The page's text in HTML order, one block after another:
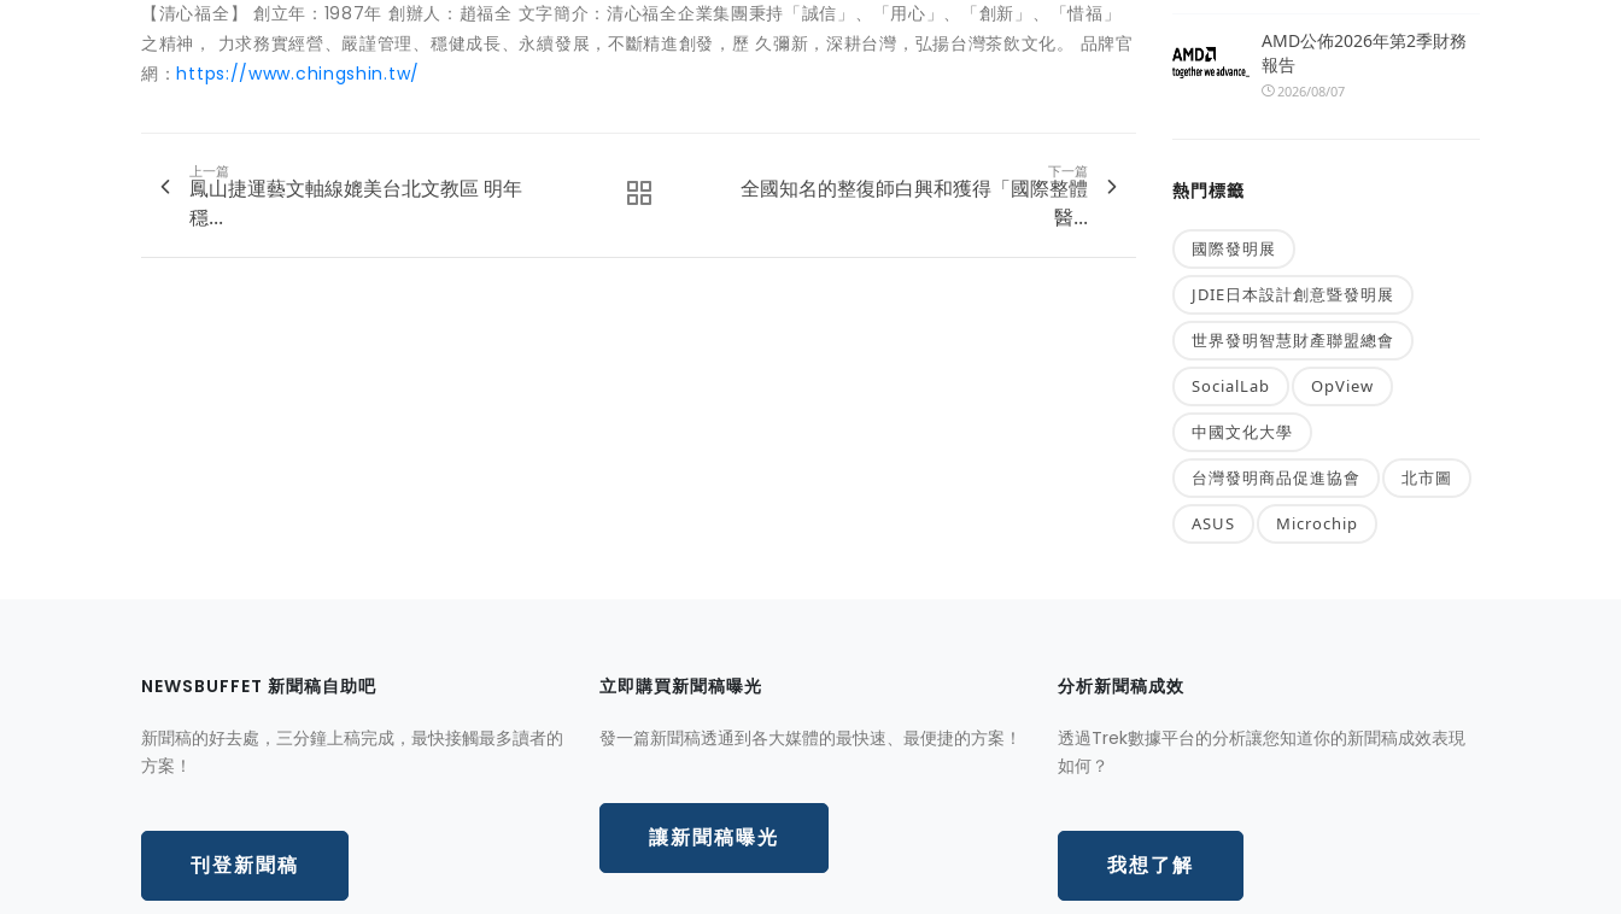
【清心福全】 創立年：1987年 創辦人：趙福全 文字簡介：清心福全企業集團秉持「誠信」、「用心」、「創新」、「惜福」
之精神， 力求務實經營、嚴謹管理、穩健成長、永續發展，不斷精進創發，歷 久彌新，深耕台灣，弘揚台灣茶飲文化。 品牌官
網：https://www.chingshin.tw/
上一篇
鳳山捷運藝文軸線媲美台北文教區 明年
穩...
下一篇
全國知名的整復師白興和獲得「國際整體
醫...
AMD公佈2026年第2季財務
報告
2026/08/07
熱門標籤
國際發明展
JDIE日本設計創意暨發明展
世界發明智慧財產聯盟總會
SocialLab OpView
中國文化大學
台灣發明商品促進協會 北市圖
ASUS Microchip
NEWSBUFFET 新聞稿自助吧
新聞稿的好去處，三分鐘上稿完成，最快接觸最多讀者的
方案！
刊登新聞稿
立即購買新聞稿曝光
發一篇新聞稿透通到各大媒體的最快速、最便捷的方案！
讓新聞稿曝光
分析新聞稿成效
透過Trek數據平台的分析讓您知道你的新聞稿成效表現
如何？
我想了解